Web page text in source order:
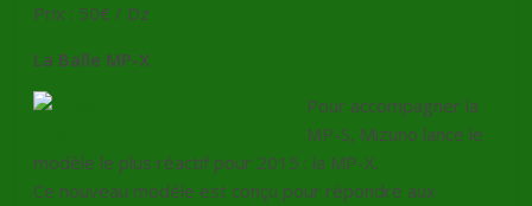
Prix : 50€ / Dz
La Balle MP-X
Pour accompagner la
MP-S, Mizuno lance le
modèle le plus réactif pour 2015 : la MP-X.
Ce nouveau modèle est conçu pour répondre aux